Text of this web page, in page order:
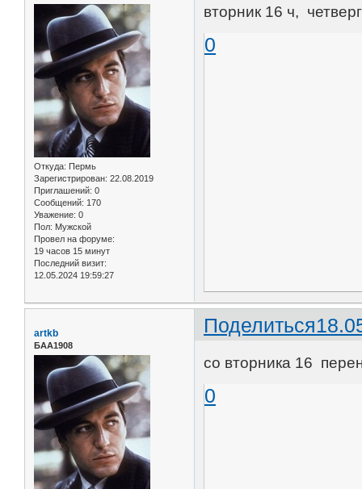
Откуда: Пермь
Зарегистрирован: 22.08.2019
Приглашений: 0
Сообщений: 170
Уважение: 0
Пол: Мужской
Провел на форуме:
19 часов 15 минут
Последний визит:
12.05.2024 19:59:27
вторник 16 ч,
0
Поделиться
artkb
БАА1908
со вторника 16
0